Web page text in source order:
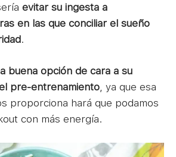
evitar su ingesta a
en las que conciliar el sueño
.
buena opción de cara a su
pre-entrenamiento , ya que esa
proporciona hará que podamos
con más energía.